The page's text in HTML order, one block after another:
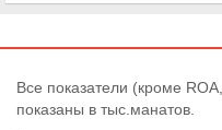
Все показатели (кроме
показаны в тыс.манатов.